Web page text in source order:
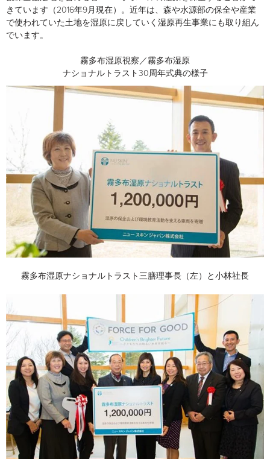
きています（2016年9月現在）。近年は、森や水源部の保全や産業
で使われていた土地を湿原に戻していく湿原再生事業にも取り組ん
でいます。
霧多布湿原視察／霧多布湿原
ナショナルトラスト30周年式典の様子
霧多布湿原ナショナルトラスト三膳理事長（左）と小林社長